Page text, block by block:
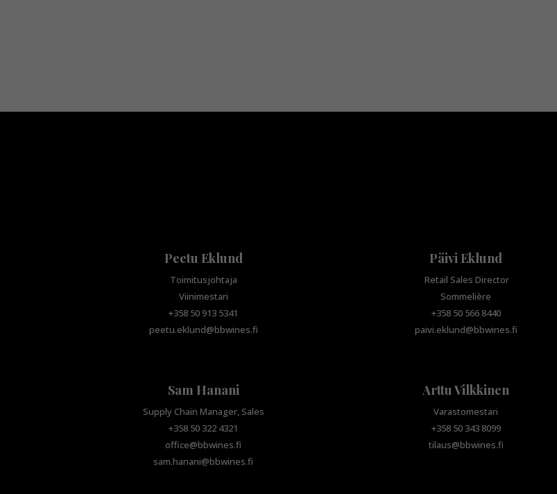
Peetu Eklund
Toimitusjohtaja
Viinimestari
+358 50 913 5341
peetu.eklund@bbwines.fi
Päivi Eklund
Retail Sales Director
Sommelière
+358 50 566 8440
paivi.eklund@bbwines.fi
Sam Hanani
Supply Chain Manager, Sales
+358 50 322 4321
office@bbwines.fi
sam.hanani@bbwines.fi
Arttu Vilkkinen
Varastomestari
+358 50 343 8099
tilaus@bbwines.fi